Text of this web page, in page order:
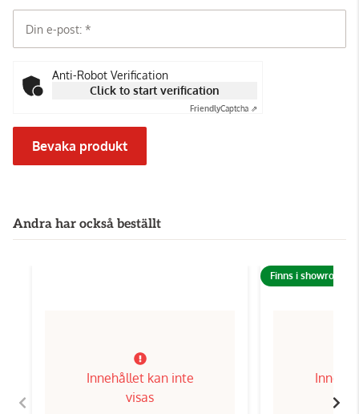
Din e-post:
Anti-Robot Verification
Click to start verification
FriendlyCaptcha ⇗
Bevaka produkt
Andra har också beställt
Innehållet kan inte
visas
Finns i showroom!